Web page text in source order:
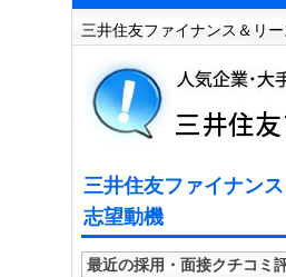
三井住友ファイナンス＆リ
三井住友ファイナン
志望動機
最近の採用・面接クチコミ